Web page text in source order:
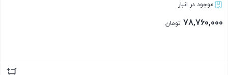
موجود در انبار
78,760,000 تومان